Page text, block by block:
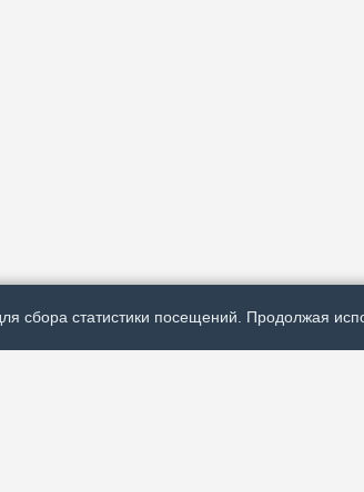
сбора статистики посещений. Продолжая